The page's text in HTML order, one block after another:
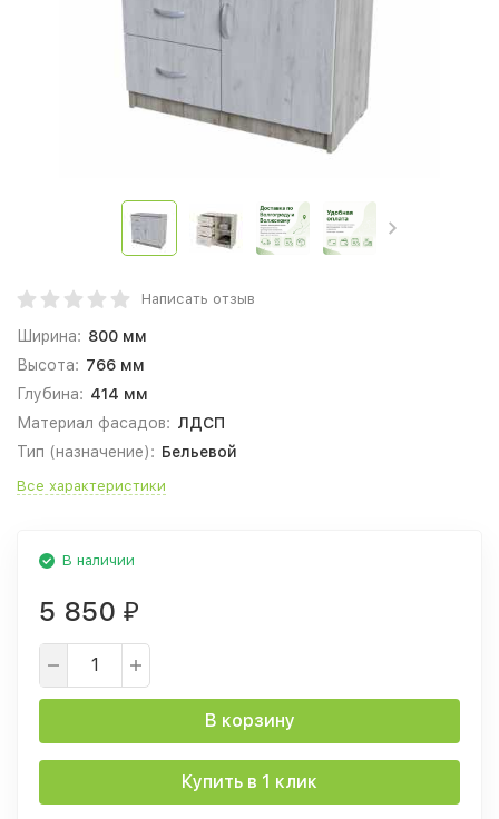
Написать отзыв
Ширина: 800 мм
Высота: 766 мм
Глубина: 414 мм
Материал фасадов: ЛДСП
Тип (назначение): Бельевой
Все характеристики
В наличии
5 850 ₽
В корзину
Купить в 1 клик